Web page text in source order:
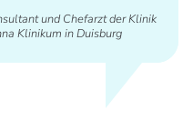
und Chefarzt der Klinik
Klinikum in Duisburg